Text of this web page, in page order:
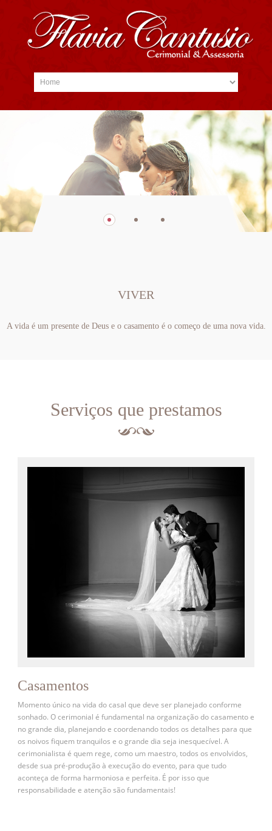
VIVER
A vida é um presente de Deus e o casamento é o começo de uma nova vida.
Serviços que prestamos
Casamentos
Momento único na vida do casal que deve ser planejado conforme
sonhado. O cerimonial é fundamental na organização do casamento e
no grande dia, planejando e coordenando todos os detalhes para que
os noivos fiquem tranquilos e o grande dia seja inesquecível. A
cerimonialista é quem rege, como um maestro, todos os envolvidos,
desde sua pré-produção à execução do evento, para que tudo
aconteça de forma harmoniosa e perfeita. É por isso que
responsabilidade e atenção são fundamentais!